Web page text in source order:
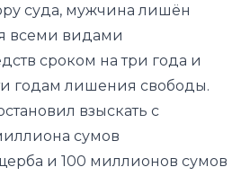
суда, мужчина лишён
всеми видами
сроком на три года и
годам лишения свободы.
взыскать с
сумов
и 100 миллионов сумов